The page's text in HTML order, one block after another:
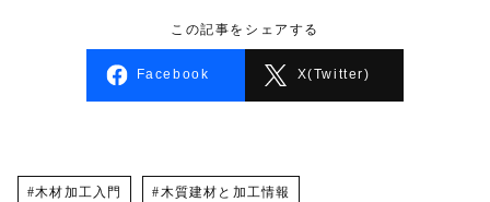
この記事をシェアする
Facebook X(Twitter)
木材加工入門 木質建材と加工情報